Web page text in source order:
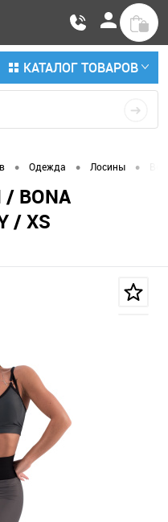
КАТАЛОГ ТОВАРОВ
• Одежда • Лосины •
BONA
/ XS